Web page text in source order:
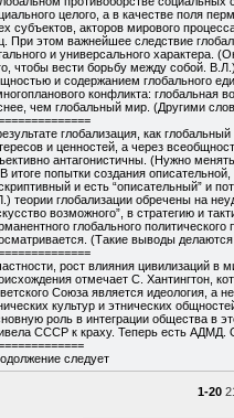
целого, а в качестве поля
субъектов, акторов мирового
При этом важнейшее следствие
и универсального характера.
чтобы вести борьбу между собой.
и содержанием глобального
конфликта: глобальная
чем глобальный мир. (Другими
глобализация, как
и ценностей, а через
антагонистичны. (Нужно
итоге попытки создания
и есть “описательный” и
теории глобализации обречены на
возможного”, в стратегию и
глобального
(Такие выводы
рост влияния цивилизаций в
отмечает С. Хантингтон,
Союза является идеология, а
культур и этнических
роль в интеграции общества в
СССР к краху. Теперь есть АДМД.
следует
1-20